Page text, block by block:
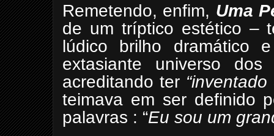
Remetendo, enfim, Uma
de um tríptico estético –
lúdico brilho dramático
extasiante universo
acreditando ter“inventado
teimava em ser definido
palavras : “Eu sou um